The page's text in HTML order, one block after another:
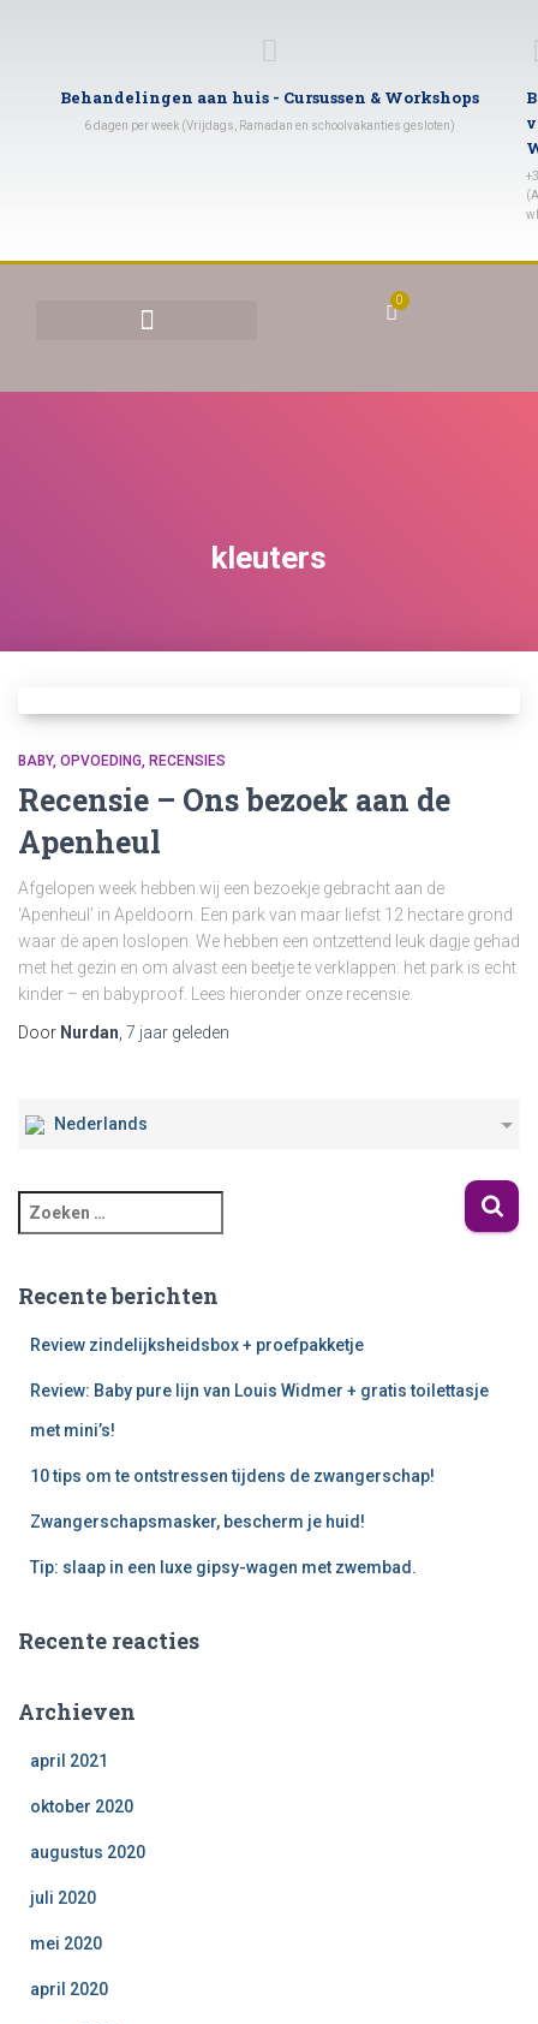
Behandelingen aan huis - Cursussen & Workshops
6 dagen per week (Vrijdags, Ramadan en schoolvakanties gesloten)
0
kleuters
BABY OPVOEDING RECENSIES
Recensie – Ons bezoek aan de
Apenheul
Afgelopen week hebben wij een bezoekje gebracht aan de
‘Apenheul’ in Apeldoorn. Een park van maar liefst 12 hectare grond
waar de apen loslopen. We hebben een ontzettend leuk dagje gehad
met het gezin en om alvast een beetje te verklappen: het park is echt
kinder – en babyproof. Lees hieronder onze recensie.
Door Nurdan 7 jaar geleden
Nederlands
Recente berichten
Review zindelijksheidsbox + proefpakketje
Review: Baby pure lijn van Louis Widmer + gratis toilettasje
met mini’s!
10 tips om te ontstressen tijdens de zwangerschap!
Zwangerschapsmasker, bescherm je huid!
Tip: slaap in een luxe gipsy-wagen met zwembad.
Recente reacties
Archieven
april 2021
oktober 2020
augustus 2020
juli 2020
mei 2020
april 2020